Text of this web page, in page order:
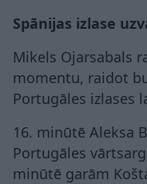
Spānijas izlase
Mikels Ojarsabals
momentu, raidot
Portugāles izlases
16. minūtē Aleksa
Portugāles
minūtē garām